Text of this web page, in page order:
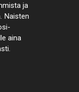
ja
Naisten
aina